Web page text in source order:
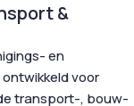
&
en
voor
transport-, bouw-